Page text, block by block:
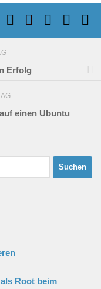
Erfolg
einen Ubuntu
Root beim